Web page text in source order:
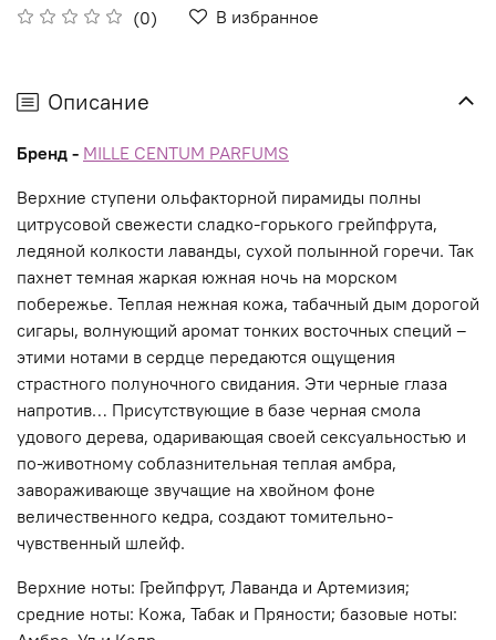
(0) В избранное
Описание
Бренд - MILLE CENTUM PARFUMS
Верхние ступени ольфакторной пирамиды полны
цитрусовой свежести сладко-горького грейпфрута,
ледяной колкости лаванды, сухой полынной горечи. Так
пахнет темная жаркая южная ночь на морском
побережье. Теплая нежная кожа, табачный дым дорогой
сигары, волнующий аромат тонких восточных специй –
этими нотами в сердце передаются ощущения
страстного полуночного свидания. Эти черные глаза
напротив… Присутствующие в базе черная смола
удового дерева, одаривающая своей сексуальностью и
по-животному соблазнительная теплая амбра,
завораживающе звучащие на хвойном фоне
величественного кедра, создают томительно-
чувственный шлейф.
Верхние ноты: Грейпфрут, Лаванда и Артемизия;
средние ноты: Кожа, Табак и Пряности; базовые ноты: